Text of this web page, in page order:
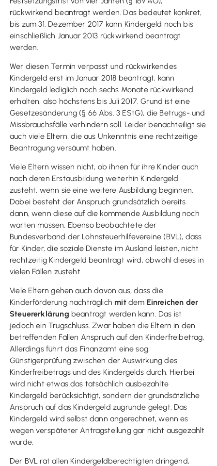
rückwirkend beantragt werden. Das bedeutet konkret,
bis zum 31. Dezember 2017 kann Kindergeld noch bis
einschließlich Januar 2013 rückwirkend beantragt
werden.
Wer diesen Termin verpasst und rückwirkendes
Kindergeld erst im Januar 2018 beantragt, kann
Kindergeld lediglich noch sechs Monate rückwirkend
erhalten, also höchstens bis Juli 2017. Grund ist eine
Gesetzesänderung (§ 66 Abs. 3 EStG), die Betrugs- und
Missbrauchsfälle verhindern soll. Leider benachteiligt sie
auch viele Eltern, die aus Unkenntnis eine rechtzeitige
Beantragung versäumt haben.
Viele Eltern wissen nicht, ob ihnen für ihre Kinder auch
nach deren Erstausbildung weiterhin Kindergeld
zusteht, wenn sie eine weitere Ausbildung beginnen.
Dabei besteht der Anspruch grundsätzlich bereits
dann, wenn diese auf die kommende Ausbildung noch
warten müssen. Ebenso beobachtete der
Bundesverband der Lohnsteuerhilfevereine (BVL), dass
für Kinder, die soziale Dienste im Ausland leisten, nicht
rechtzeitig Kindergeld beantragt wird, obwohl dieses in
vielen Fällen zusteht.
Viele Eltern gehen auch davon aus, dass die
Kinderförderung nachträglich mitdem Einreichen der
Steuererklärung beantragt werden kann. Das ist
jedoch ein Trugschluss. Zwar haben die Eltern in den
betreffenden Fällen Anspruch auf den Kinderfreibetrag.
Allerdings führt das Finanzamt eine sog.
Günstigerprüfung zwischen der Auswirkung des
Kinderfreibetrags und des Kindergelds durch. Hierbei
wird nicht etwas das tatsächlich ausbezahlte
Kindergeld berücksichtigt, sondern der grundsätzliche
Anspruch auf das Kindergeld zugrunde gelegt. Das
Kindergeld wird selbst dann angerechnet, wenn es
wegen verspäteter Antragstellung gar nicht ausgezahlt
wurde.
Der BVL rät allen Kindergeldberechtigten dringend,